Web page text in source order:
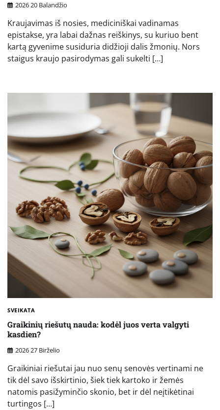
2026 20 Balandžio
Kraujavimas iš nosies, mediciniškai vadinamas
epistakse, yra labai dažnas reiškinys, su kuriuo bent
kartą gyvenime susiduria didžioji dalis žmonių. Nors
staigus kraujo pasirodymas gali sukelti […]
SVEIKATA
Graikinių riešutų nauda: kodėl juos verta valgyti
kasdien?
2026 27 Birželio
Graikiniai riešutai jau nuo senų senovės vertinami ne
tik dėl savo išskirtinio, šiek tiek kartoko ir žemės
natomis pasižyminčio skonio, bet ir dėl neįtikėtinai
turtingos […]